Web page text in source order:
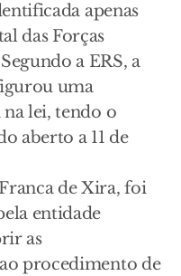
apenas
das Forças
a ERS, a
uma
lei, tendo o
aberto a 11 de
de Xira, foi
entidade
as
procedimento de